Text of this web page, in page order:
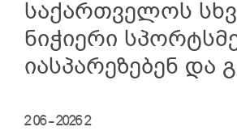
საქართველოს
ნიჭიერი
იასპარეზებენ და
2 06 - 2026 2